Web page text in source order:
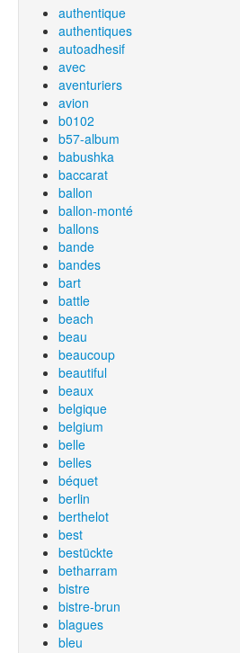
authentique
authentiques
autoadhesif
avec
aventuriers
avion
b0102
b57-album
babushka
baccarat
ballon
ballon-monté
ballons
bande
bandes
bart
battle
beach
beau
beaucoup
beautiful
beaux
belgique
belgium
belle
belles
béquet
berlin
berthelot
best
bestückte
betharram
bistre
bistre-brun
blagues
bleu